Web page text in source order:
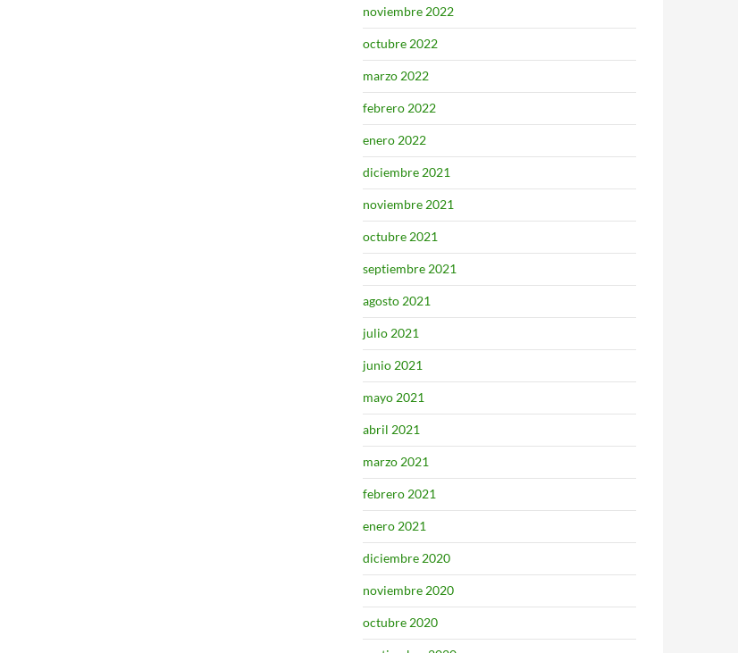
noviembre 2022
octubre 2022
marzo 2022
febrero 2022
enero 2022
diciembre 2021
noviembre 2021
octubre 2021
septiembre 2021
agosto 2021
julio 2021
junio 2021
mayo 2021
abril 2021
marzo 2021
febrero 2021
enero 2021
diciembre 2020
noviembre 2020
octubre 2020